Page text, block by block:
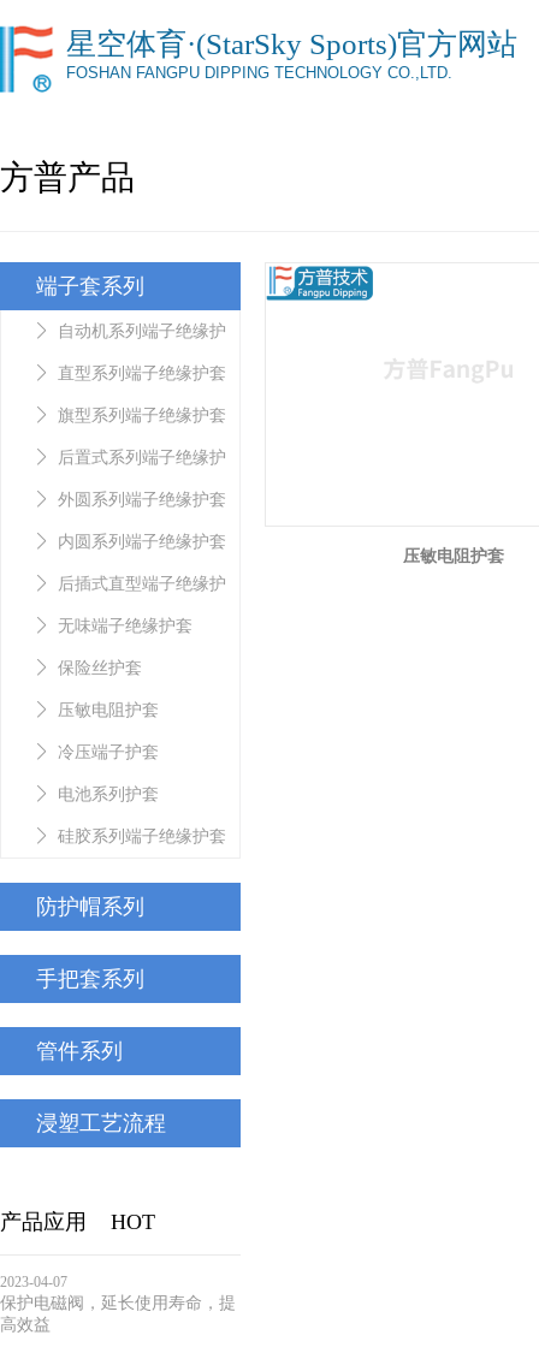
星空体育·(StarSky Sports)官方网站
FOSHAN FANGPU DIPPING TECHNOLOGY CO.,LTD.
方普产品
端子套系列
自动机系列端子绝缘护
套 直型系列端子绝缘护套
旗型系列端子绝缘护套
后置式系列端子绝缘护
套 外圆系列端子绝缘护套
内圆系列端子绝缘护套
后插式直型端子绝缘护
套 无味端子绝缘护套
保险丝护套
压敏电阻护套
冷压端子护套
电池系列护套
硅胶系列端子绝缘护套
防护帽系列
手把套系列
管件系列
浸塑工艺流程
产品应用 HOT
2023-04-07
保护电磁阀，延长使用寿命，提
高效益
压敏电阻护套